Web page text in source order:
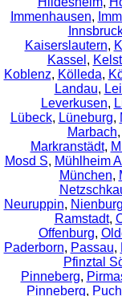
Immenhausen,
Kaiserslautern,
Kassel ,
Koblenz, Kölleda,
Landau,
Leverkusen,
Lübeck, Lüneburg,
Marbach,
Markranstädt,
Mosd S, Mühlheim
München,
Neuruppin, Nienburg
Ramstadt,
Offenburg,
Paderborn, Passau,
Pfinztal
Pinneberg,
Pinneberg,